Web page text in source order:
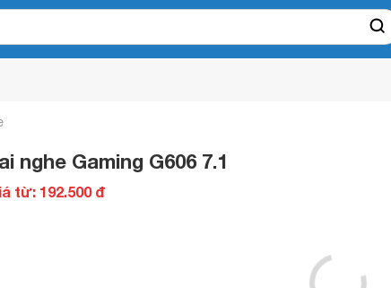
nghe Gaming G606 7.1
từ: 192.500 đ